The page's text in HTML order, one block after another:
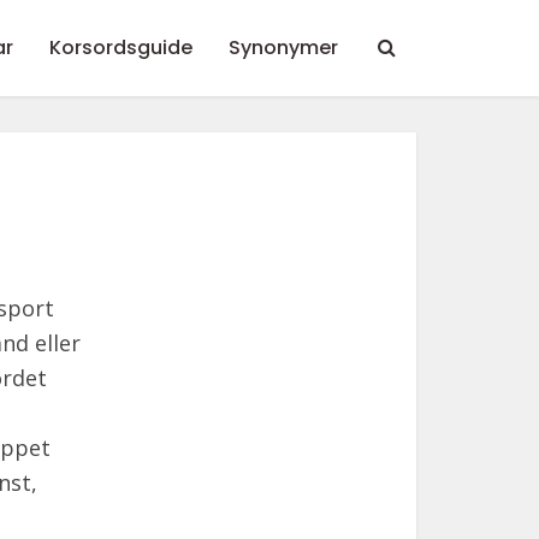
Korsordsguide Synonymer
eller